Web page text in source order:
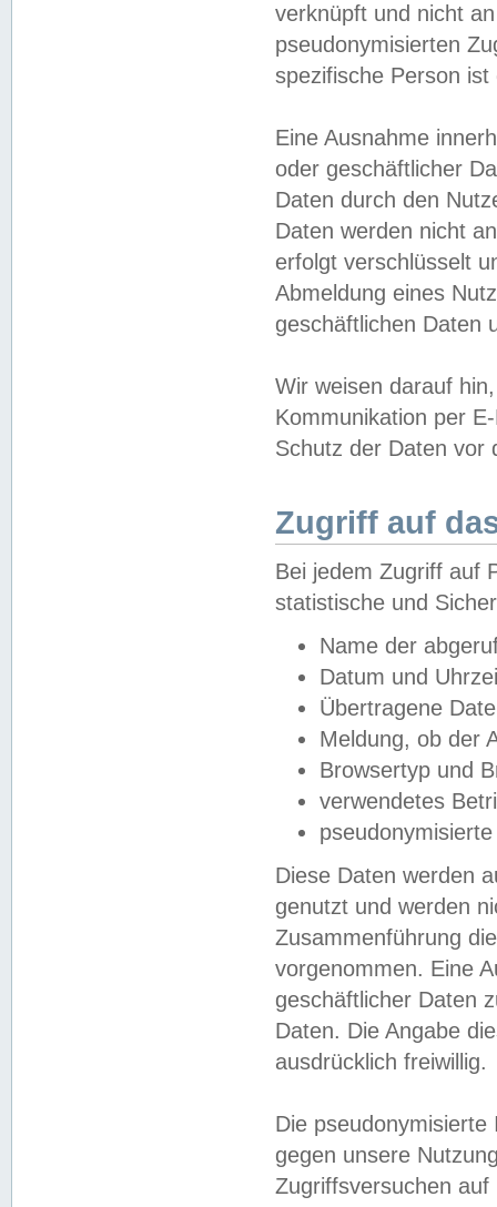
verknüpft und nicht
pseudonymisierten
spezifische Person
Eine Ausnahme
oder geschäftlicher
Daten durch den
Daten werden nicht
erfolgt verschlüsselt
Abmeldung eines
geschäftlichen Daten
Wir weisen darauf
Kommunikation per
Schutz der Daten vor
Zugriff auf
Bei jedem Zugriff auf
statistische und
Name der
Datum und
Übertragene
Meldung, ob der
Browsertyp und
verwendetes
Diese Daten werden
genutzt und werden
Zusammenführung
vorgenommen. Eine
geschäftlicher Daten
Daten. Die Angabe
ausdrücklich freiwillig.
Die
gegen unsere
Zugriffsversuchen